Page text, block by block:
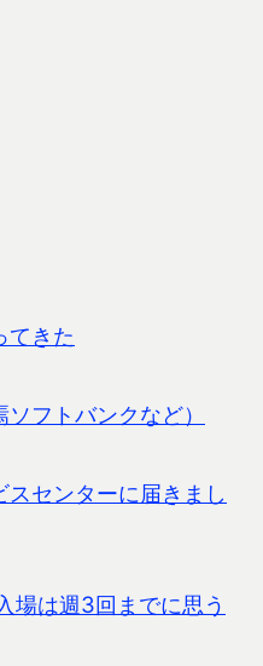
てきた
フトバンクなど）
センターに届きまし
場は週3回までに思う